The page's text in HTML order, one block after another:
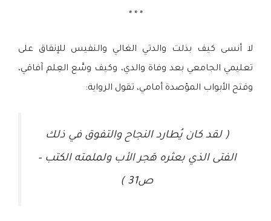
* * *
لا أنسى كيف بذلت والدتي الغالي والنفيس للإنفاق على
تعليمي الجامعي بعد وفاة والدي، وكيف وسَّع العِلم آفاقي،
وفتح الأبواب المؤصدة أمامي، تقول الرواية:
( لقد كان يُطارد النجاح والتفوق في ذلك
الفتى الذي بعثره هَجر الأب ولملمته الكتب –
ص31 )